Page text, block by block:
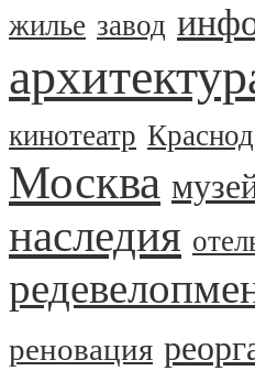
жилье завод
кинотеатр
Москва
наследия
реновация